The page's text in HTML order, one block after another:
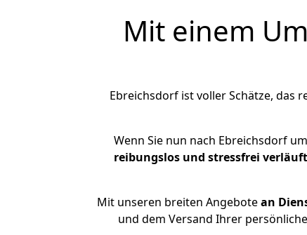
Mit einem
Ebreichsdorf ist voller Schätze, das
Wenn Sie nun nach Ebreichsdorf
reibungslos und stressfrei verläuft
Mit unseren breiten Angebotean
und dem Versand Ihrer